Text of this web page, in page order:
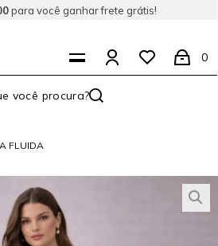
para você ganhar frete grátis!
0
FLUIDA